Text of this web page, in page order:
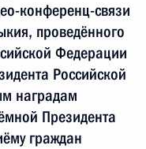
конференц-связи
проведённого
Федерации
Российской
наградам
Президента
граждан